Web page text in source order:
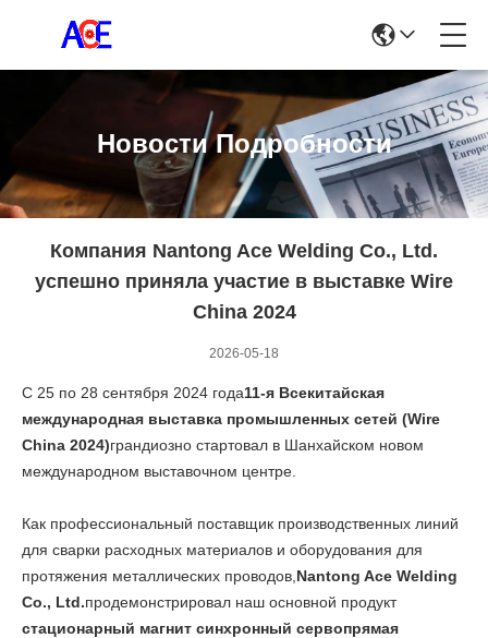
Новости Подробности
Компания Nantong Ace Welding Co., Ltd.
успешно приняла участие в выставке Wire
China 2024
2026-05-18
С 25 по 28 сентября 2024 года11-я Всекитайская
международная выставка промышленных сетей (Wire
China 2024)грандиозно стартовал в Шанхайском новом
международном выставочном центре.
Как профессиональный поставщик производственных линий
для сварки расходных материалов и оборудования для
протяжения металлических проводов, Nantong Ace Welding
Co., Ltd.продемонстрировал наш основной продукт
стационарный магнит синхронный сервопрямая